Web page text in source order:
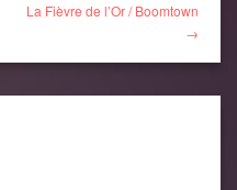
La Fièvre de l’Or / Boomtown
→